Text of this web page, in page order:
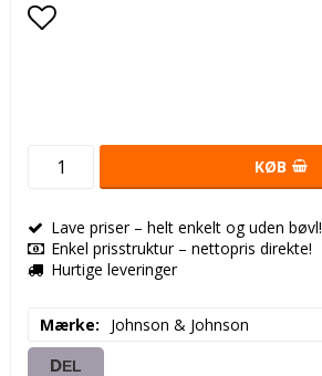
KØB
Lave priser – helt enkelt og uden bøvl!
Enkel prisstruktur – nettopris direkte!
Hurtige leveringer
Mærke Johnson & Johnson
DEL